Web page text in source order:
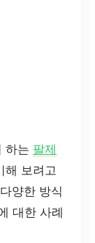
하는 팔제
해 보려고
양한 방식
대한 사례